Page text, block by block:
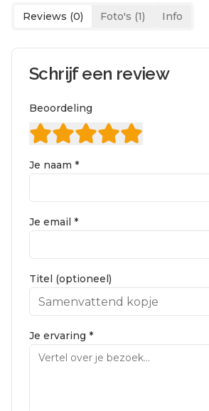
Reviews (0) Foto's (1) Info
Schrijf een review
Beoordeling
Je naam *
Je email *
Titel (optioneel)
Je ervaring *